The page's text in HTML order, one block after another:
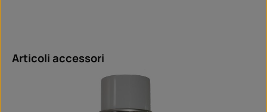
Salta la galleria dei prodotti
Articoli accessori